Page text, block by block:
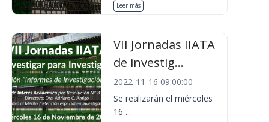
Leer más
VII Jornadas IIATA
de investig...
2022-11-16 09:00:00
Se realizarán el miércoles
16 ...